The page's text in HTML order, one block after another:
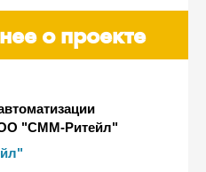
о проекте
"СММ-Ритейл"